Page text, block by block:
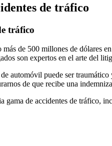
de tráfico
tráfico
de 500 millones de dólares
son expertos en el arte del
automóvil puede ser
de que recibe una
gama de accidentes de tráfico,